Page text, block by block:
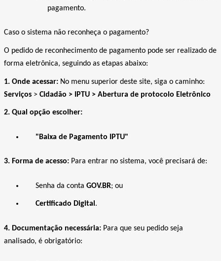
pagamento.
Caso o sistema não reconheça o pagamento?
O pedido de reconhecimento de pagamento pode ser realizado de
forma eletrônica, seguindo as etapas abaixo:
1. Onde acessar: No menu superior deste site, siga o caminho:
Serviços > Cidadão > IPTU > Abertura de protocolo Eletrônico
2. Qual opção escolher:
"Baixa de Pagamento IPTU"
3. Forma de acesso: Para entrar no sistema, você precisará de:
Senha da conta GOV.BR; ou
Certificado Digital.
4. Documentação necessária: Para que seu pedido seja
analisado, é obrigatório: